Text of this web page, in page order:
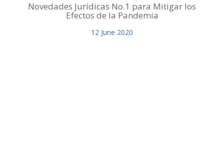
Novedades Jurídicas No.1 para Mitigar los
Efectos de la Pandemia
12 June 2020